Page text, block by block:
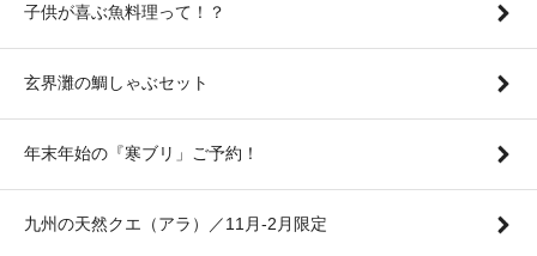
子供が喜ぶ魚料理って！？
玄界灘の鯛しゃぶセット
年末年始の『寒ブリ」ご予約！
九州の天然クエ（アラ）／11月-2月限定